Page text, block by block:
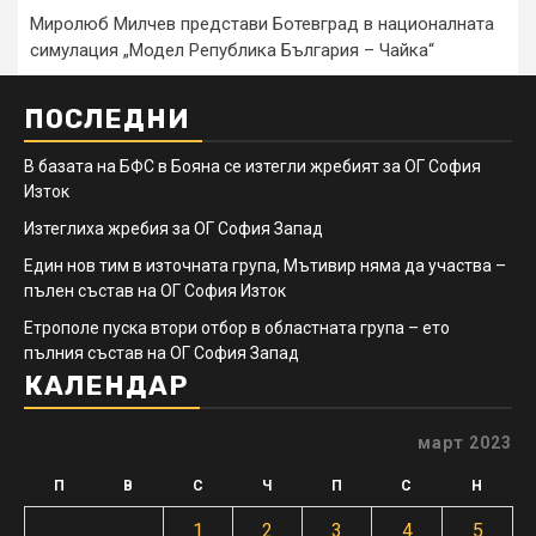
Миролюб Милчев представи Ботевград в националната
симулация „Модел Република България – Чайка“
ПОСЛЕДНИ
В базата на БФС в Бояна се изтегли жребият за ОГ София
Изток
Изтеглиха жребия за ОГ София Запад
Един нов тим в източната група, Мътивир няма да участва –
пълен състав на ОГ София Изток
Етрополе пуска втори отбор в областната група – ето
пълния състав на ОГ София Запад
КАЛЕНДАР
март 2023
П В С Ч П С Н
1 2 3 4 5